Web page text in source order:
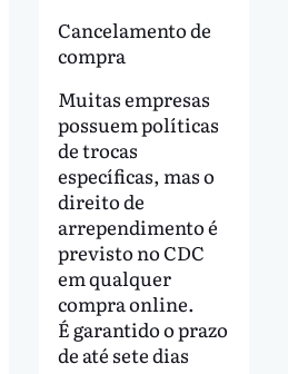
Cancelamento de
compra
Muitas empresas
possuem políticas
de trocas
específicas, mas o
direito de
arrependimento é
previsto no CDC
em qualquer
compra online.
É garantido o prazo
de até sete dias